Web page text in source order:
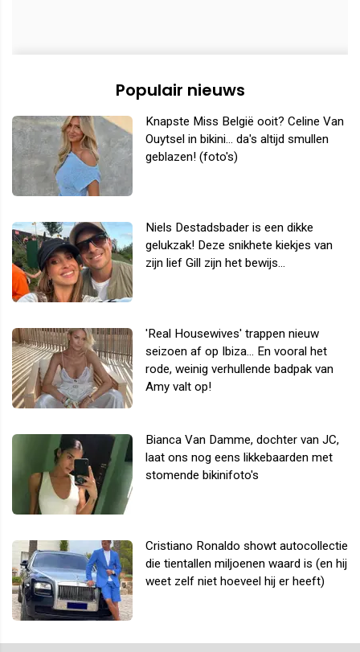
Populair nieuws
Knapste Miss België ooit? Celine Van
Ouytsel in bikini... da's altijd smullen
geblazen! (foto's)
Niels Destadsbader is een dikke
gelukzak! Deze snikhete kiekjes van
zijn lief Gill zijn het bewijs...
'Real Housewives' trappen nieuw
seizoen af op Ibiza... En vooral het
rode, weinig verhullende badpak van
Amy valt op!
Bianca Van Damme, dochter van JC,
laat ons nog eens likkebaarden met
stomende bikinifoto's
Cristiano Ronaldo showt autocollectie
die tientallen miljoenen waard is (en hij
weet zelf niet hoeveel hij er heeft)